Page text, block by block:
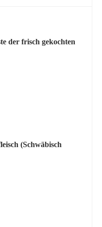
der frisch gekochten
(Schwäbisch